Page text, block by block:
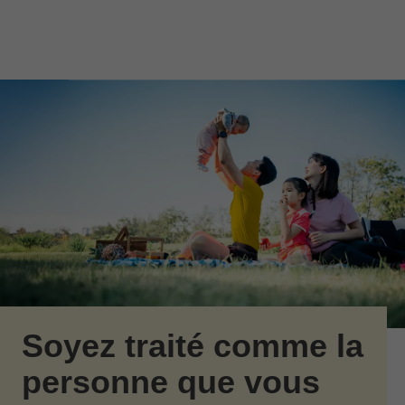
Soyez traité comme la
personne que vous